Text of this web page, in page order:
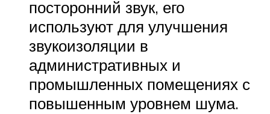
посторонний звук, его
используют для улучшения
звукоизоляции в
административных и
промышленных помещениях с
повышенным уровнем шума.